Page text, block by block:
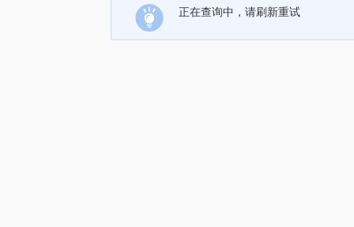
正在查询中，请刷新重试